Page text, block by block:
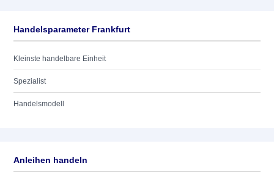
Handelsparameter Frankfurt
Kleinste handelbare Einheit
Spezialist
Handelsmodell
Anleihen handeln